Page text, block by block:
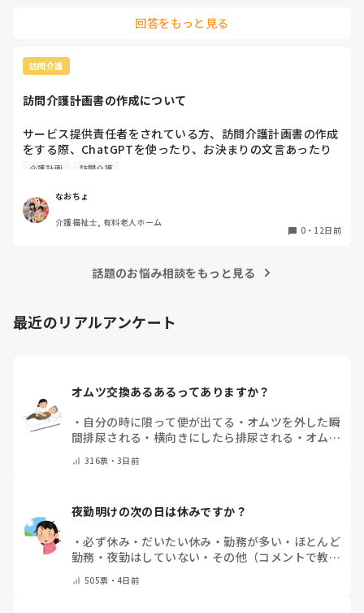
回答をもっと見る
訪問介護
訪問介護計画書の作成について
サービス提供責任者をされている方、訪問介護計画書の作成
をする際、ChatGPTを使ったり、お決まりの文言あったり
しますか？
しまいます😰
介護計画 訪問介護
なおちょ
介護福祉士, 有料老人ホーム
0・ 12日前
話題のお悩み相談をもっと見る
最近のリアルアンケート
オムツ交換あるあるってありますか？
・ 自分の時に限って便が出てる ・ オムツを外した瞬
間排尿される ・ 横向きにしたら排尿される ・ オムツ
まっていると快感
316票・3日前
夜勤明けの次の日は休みですか？
・必ず休み・ だいたい休み ・勤務が多い ・ ほとんど
勤務 ・ 夜勤はしていない ・ その他（コメントで教え
505票・4日前